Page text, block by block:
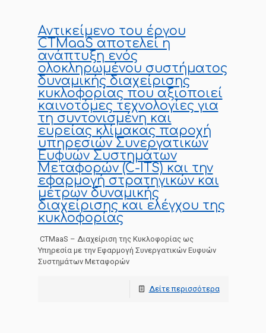
Αντικείμενο του έργου
CTMaaS αποτελεί η
ανάπτυξη ενός
ολοκληρωμένου συστήματος
δυναμικής διαχείρισης
κυκλοφορίας που αξιοποιεί
καινοτόμες τεχνολογίες για
τη συντονισμένη και
ευρείας κλίμακας παροχή
υπηρεσιών Συνεργατικών
Ευφυών Συστημάτων
Μεταφορών (C-ITS) και την
εφαρμογή στρατηγικών και
μέτρων δυναμικής
διαχείρισης και ελέγχου της
κυκλοφορίας
CTMaaS – Διαχείριση της Κυκλοφορίας ως
Υπηρεσία με την Εφαρμογή Συνεργατικών Ευφυών
Συστημάτων Μεταφορών
Δείτε περισσότερα